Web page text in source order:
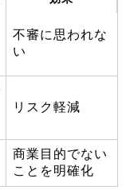
不審に思われな
い
リスク軽減
商業目的でない
ことを明確化